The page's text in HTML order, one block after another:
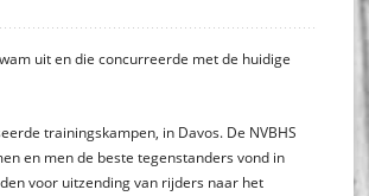
uit en die concurreerde met de huidige
trainingskampen, in Davos. De NVBHS
en men de beste tegenstanders vond in
voor uitzending van rijders naar het